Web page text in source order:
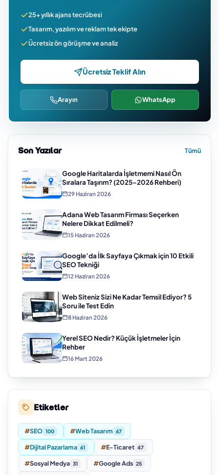
25+ yıllık ajans tecrübesi
Tasarım, yazılım ve reklam tek ekipte
Ücretsiz ön görüşme ve analiz
Ücretsiz Teklif Alın
Arayın WhatsApp
Son Yazılar Tümü
Google Haritalarda İşletmemi Nasıl Ön
Sıralara Taşırım? (2025–2026 Rehberi)
29 Haziran 2026
Adana Web Tasarım Firması Seçerken
Nelere Dikkat Edilmeli?
15 Haziran 2026
Google’da İlk Sayfaya Çıkmak için 10 Etkili
SEO Tekniği
12 Haziran 2026
Web Siteniz Sizi Ne Kadar Temsil Ediyor? 5
Soru ile Test Edin
8 Haziran 2026
Yerel SEO Nedir? Küçük İşletmeler İçin
Rehber
16 Mart 2026
Etiketler
#SEO 100 #Web Tasarım 67
#Dijital Pazarlama 61 #E-Ticaret 47
#Sosyal Medya 31 #Google Ads 25